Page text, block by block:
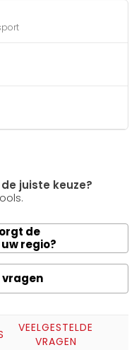
juiste keuze?
de
regio?
VEELGESTELDE
VRAGEN